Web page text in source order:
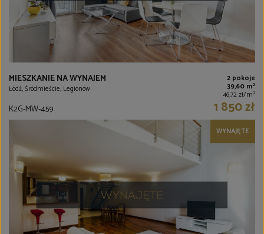
MIESZKANIE NA WYNAJEM
Łódź, Śródmieście, Legionów
2 pokoje
39,60 m2
46,72 zł/m2
K2G-MW-459 1 850 zł
WYNAJĘTE